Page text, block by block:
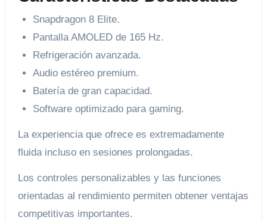
Snapdragon 8 Elite.
Pantalla AMOLED de 165 Hz.
Refrigeración avanzada.
Audio estéreo premium.
Batería de gran capacidad.
Software optimizado para gaming.
La experiencia que ofrece es extremadamente
fluida incluso en sesiones prolongadas.
Los controles personalizables y las funciones
orientadas al rendimiento permiten obtener ventajas
competitivas importantes.